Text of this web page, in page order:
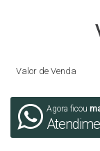
Valor de Venda
Agora ficou